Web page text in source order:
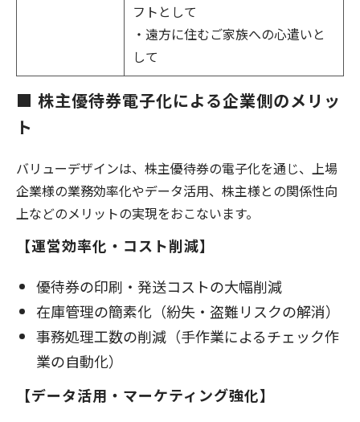
フトとして
・遠方に住むご家族への心遣いと
して
■ 株主優待券電子化による企業側のメリッ
ト
バリューデザインは、株主優待券の電子化を通じ、上場
企業様の業務効率化やデータ活用、株主様との関係性向
上などのメリットの実現をおこないます。
【運営効率化・コスト削減】
優待券の印刷・発送コストの大幅削減
在庫管理の簡素化（紛失・盗難リスクの解消）
事務処理工数の削減（手作業によるチェック作
業の自動化）
【データ活用・マーケティング強化】